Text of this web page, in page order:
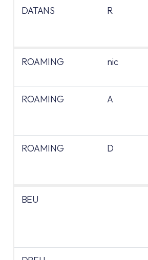
DATANS R
ROAMING nic
ROAMING A
ROAMING D
BEU